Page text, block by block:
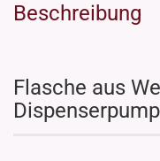
Beschreibung
Flasche aus